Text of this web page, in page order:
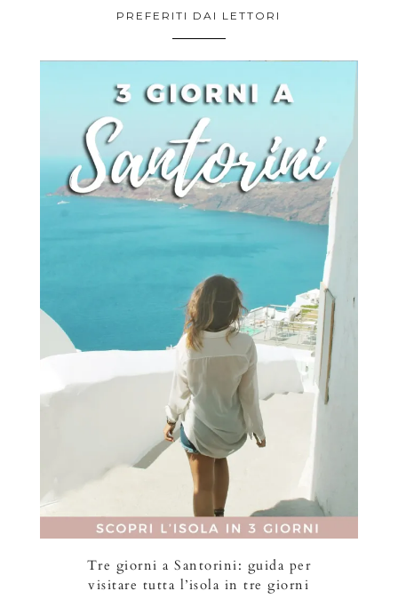
PREFERITI DAI LETTORI
Tre giorni a Santorini: guida per
visitare tutta l’isola in tre giorni